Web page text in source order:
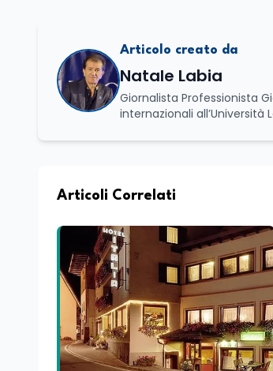
Articolo creato da
Natale Labia
Giornalista Professionista
internazionali all’Università
dell’Istruzione. In
unico di Italialab srl con
scritto i volumi Il sindaco di
collettivo edito dalla
nazionale. Per tre legislature sono stato collaboratore parlamentare occupandomi di legge di bilancio e di
politiche agroalimentari
collaborando con le
spesso racconto
attraverso gli usi, le
e culturale. Pugliese di
Articoli Correlati